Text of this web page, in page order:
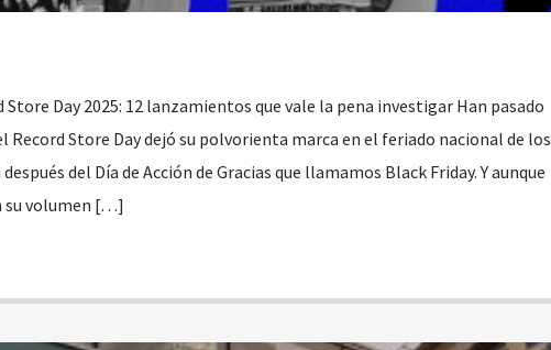
Store Day 2025: 12 lanzamientos que vale la pena investigar Han pasado
Record Store Day dejó su polvorienta marca en el feriado nacional de los
del Día de Acción de Gracias que llamamos Black Friday. Y aunque
su volumen […]